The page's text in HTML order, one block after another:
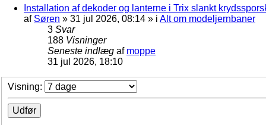
Installation af dekoder og lanterne i Trix slankt
af Søren » 31 jul 2026, 08:14 » i Alt om modeljernbaner
3 Svar
188 Visninger
Seneste indlæg af moppe
31 jul 2026, 18:10
Visning: